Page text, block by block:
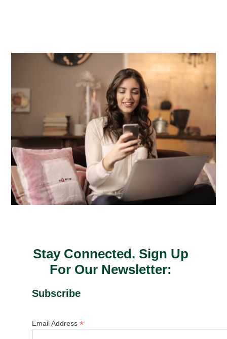
Stay Connected. Sign Up
For Our Newsletter:
Subscribe
Email Address *